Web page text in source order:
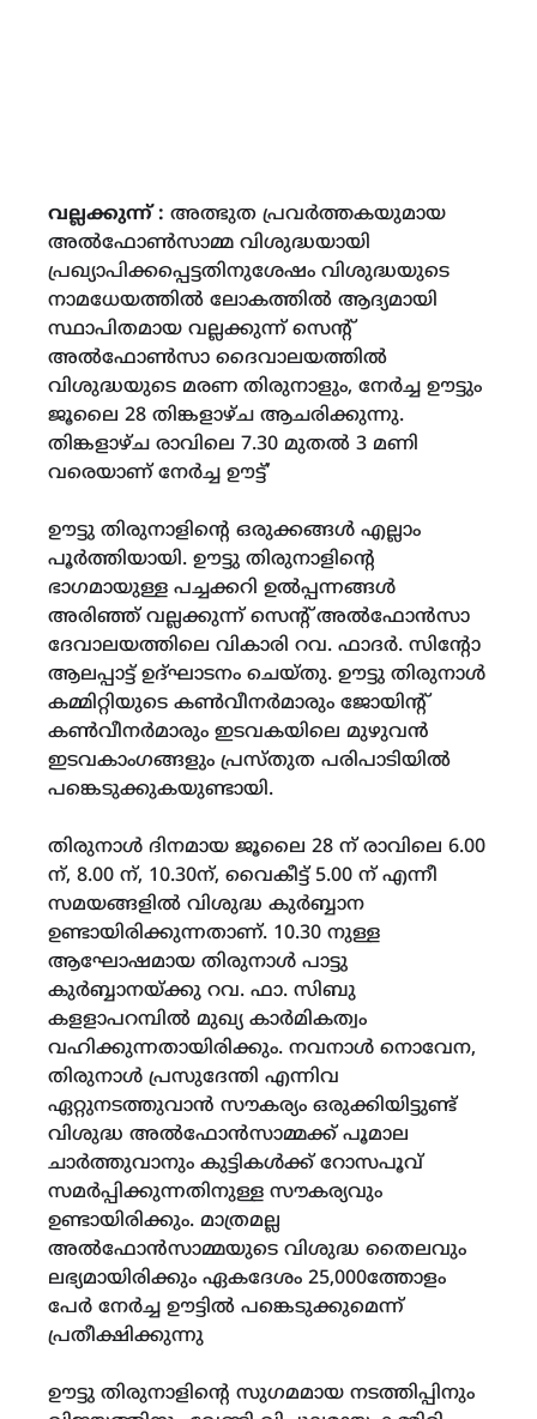
വല്ലക്കുന്ന് : അത്ഭുത പ്രവർത്തകയുമായ
അൽഫോൺസാമ്മ വിശുദ്ധയായി
പ്രഖ്യാപിക്കപ്പെട്ടതിനുശേഷം വിശുദ്ധയുടെ
നാമധേയത്തിൽ ലോകത്തിൽ ആദ്യമായി
സ്ഥാപിതമായ വല്ലക്കുന്ന് സെന്റ്
അൽഫോൺസാ ദൈവാലയത്തിൽ
വിശുദ്ധയുടെ മരണ തിരുനാളും, നേർച്ച ഊട്ടും
ജൂലൈ 28 തിങ്കളാഴ്‌ച ആചരിക്കുന്നു.
തിങ്കളാഴ്‌ച രാവിലെ 7.30 മുതൽ 3 മണി
വരെയാണ് നേർച്ച ഊട്ട്’
ഊട്ടു തിരുനാളിന്റെ ഒരുക്കങ്ങൾ എല്ലാം
പൂർത്തിയായി. ഊട്ടു തിരുനാളിന്റെ
ഭാഗമായുള്ള പച്ചക്കറി ഉൽപ്പന്നങ്ങൾ
അരിഞ്ഞ് വല്ലക്കുന്ന് സെന്റ് അൽഫോൻസാ
ദേവാലയത്തിലെ വികാരി റവ. ഫാദർ. സിന്റോ
ആലപ്പാട്ട് ഉദ്ഘാടനം ചെയ്തു. ഊട്ടു തിരുനാൾ
കമ്മിറ്റിയുടെ കൺവീനർമാരും ജോയിന്റ്
കൺവീനർമാരും ഇടവകയിലെ മുഴുവൻ
ഇടവകാംഗങ്ങളും പ്രസ്തുത പരിപാടിയിൽ
പങ്കെടുക്കുകയുണ്ടായി.
തിരുനാൾ ദിനമായ ജൂലൈ 28 ന് രാവിലെ 6.00
ന്, 8.00 ന്, 10.30ന്, വൈകീട്ട് 5.00 ന് എന്നീ
സമയങ്ങളിൽ വിശുദ്ധ കുർബ്ബാന
ഉണ്ടായിരിക്കുന്നതാണ്. 10.30 നുള്ള
ആഘോഷമായ തിരുനാൾ പാട്ടു
കുർബ്ബാനയ്ക്കു റവ. ഫാ. സിബു
കളളാപറമ്പിൽ മുഖ്യ കാർമികത്വം
വഹിക്കുന്നതായിരിക്കും. നവനാൾ നൊവേന,
തിരുനാൾ പ്രസുദേന്തി എന്നിവ
ഏറ്റുനടത്തുവാൻ സൗകര്യം ഒരുക്കിയിട്ടുണ്ട്
വിശുദ്ധ അൽഫോൻസാമ്മക്ക് പൂമാല
ചാർത്തുവാനും കുട്ടികൾക്ക് റോസപൂവ്
സമർപ്പിക്കുന്നതിനുള്ള സൗകര്യവും
ഉണ്ടായിരിക്കും. മാത്രമല്ല
അൽഫോൻസാമ്മയുടെ വിശുദ്ധ തൈലവും
ലഭ്യമായിരിക്കും ഏകദേശം 25,000ത്തോളം
പേർ നേർച്ച ഊട്ടിൽ പങ്കെടുക്കുമെന്ന്
പ്രതീക്ഷിക്കുന്നു
ഊട്ടു തിരുനാളിന്റെ സുഗമമായ നടത്തിപ്പിനും